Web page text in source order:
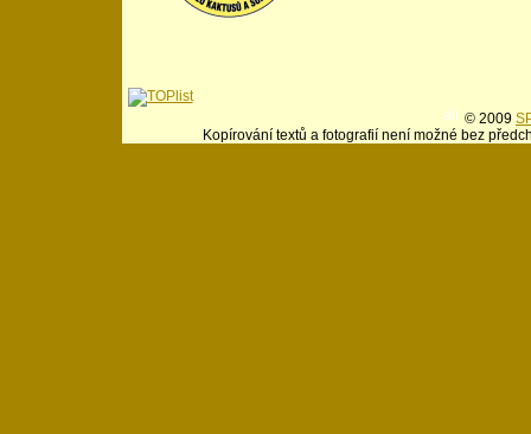
© 2009
Kopírování textů a fotografií není možné bez